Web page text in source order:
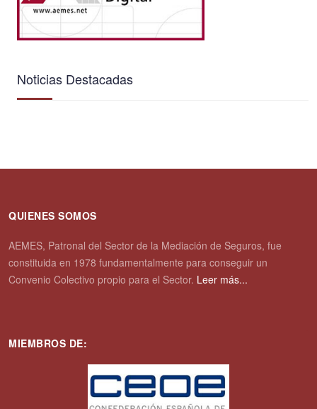
Noticias Destacadas
QUIENES SOMOS
AEMES, Patronal del Sector de la Mediación de Seguros, fue
constituida en 1978 fundamentalmente para conseguir un
Convenio Colectivo propio para el Sector. Leer más...
MIEMBROS DE: